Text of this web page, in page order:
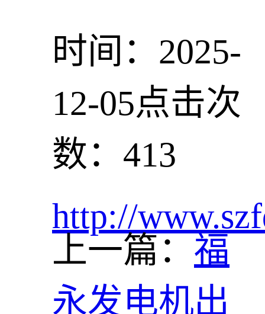
时间：2025-
12-05点击次
数：413
http://
上一篇： 福
永发电机出